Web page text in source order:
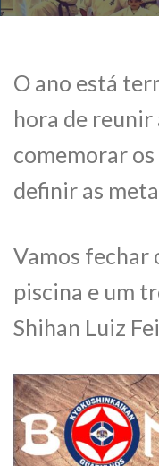
O ano está
hora de reunir
comemorar
definir as
Vamos fechar
piscina e um
Shihan Luiz